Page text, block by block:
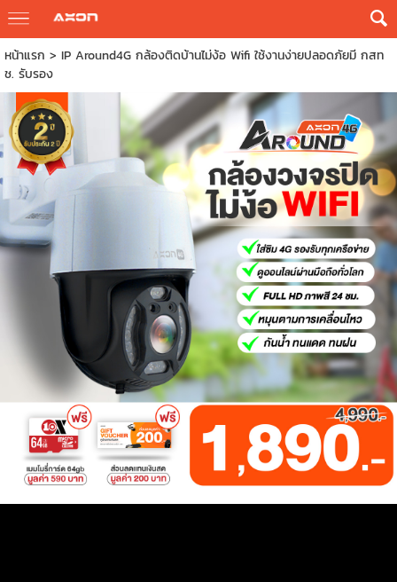
หน้าแรก > IP Around4G กล้องติดบ้านไม่ง้อ Wifi ใช้งานง่ายปลอดภัยมี กสท
ช. รับรอง